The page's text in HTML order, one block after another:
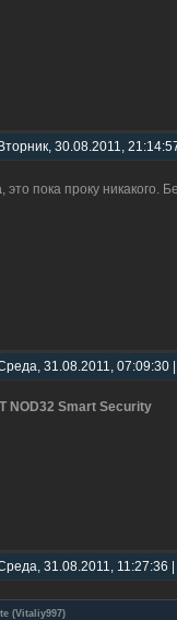
30.08.2011,
, это пока проку никакого.
31.08.2011,
NOD32 Smart Security
31.08.2011,
(Vitaliy997)